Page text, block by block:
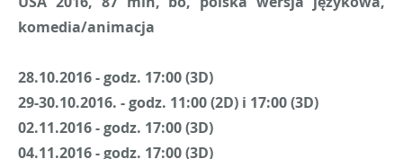
komedia/animacja
28.10.2016 - godz. 17:00 (3D)
29-30.10.2016. - godz. 11:00 (2D) i 17:00 (3D)
02.11.2016 - godz. 17:00 (3D)
04.11.2016 - godz. 17:00 (3D)